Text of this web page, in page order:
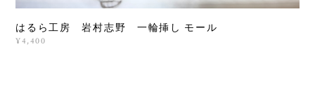
はるら工房 岩村志野 一輪挿し モール
¥4,400